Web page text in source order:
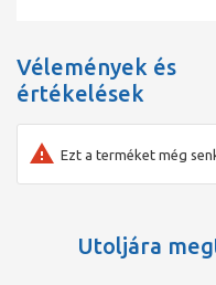
Vélemények és
értékelések
Ezt a terméket még
Utoljára